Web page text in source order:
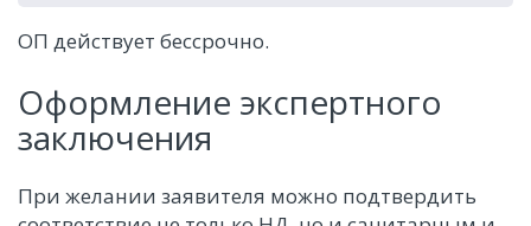
ОП действует бессрочно.
Оформление экспертного
заключения
При желании заявителя можно подтвердить